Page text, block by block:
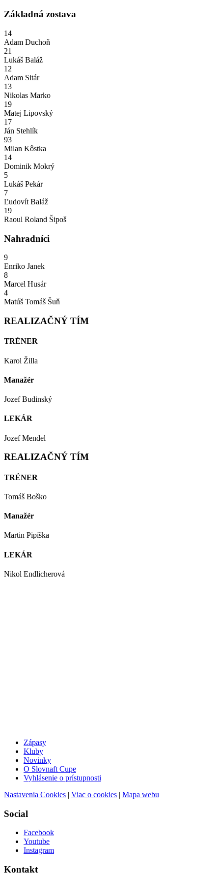
Základná zostava
14
Adam Duchoň
21
Lukáš Baláž
12
Adam Sitár
13
Nikolas Marko
19
Matej Lipovský
17
Ján Stehlík
93
Milan Kôstka
14
Dominik Mokrý
5
Lukáš Pekár
7
Ľudovít Baláž
19
Raoul Roland Šipoš
Nahradníci
9
Enriko Janek
8
Marcel Husár
4
Matúš Tomáš Šuň
REALIZAČNÝ TÍM
TRÉNER
Karol Žilla
Manažér
Jozef Budinský
LEKÁR
Jozef Mendel
REALIZAČNÝ TÍM
TRÉNER
Tomáš Boško
Manažér
Martin Pipíška
LEKÁR
Nikol Endlicherová
Zápasy
Kluby
Novinky
O Slovnaft Cupe
Vyhlásenie o prístupnosti
Nastavenia Cookies | Viac o cookies | Mapa webu
Social
Facebook
Youtube
Instagram
Kontakt